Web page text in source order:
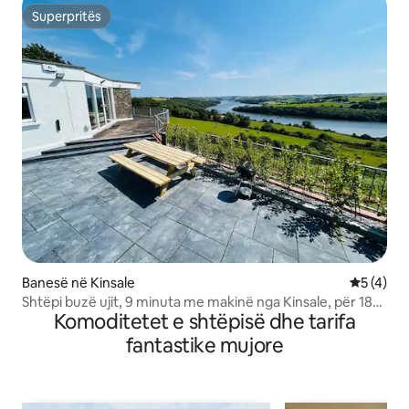
Superpritës
Superpritës
Banesë në Kinsale
5 (4)
Shtëpi buzë ujit, 9 minuta me makinë nga Kinsale, për 18
personaKomoditetet e shtëpisë dhe tarifa
fantastike mujore